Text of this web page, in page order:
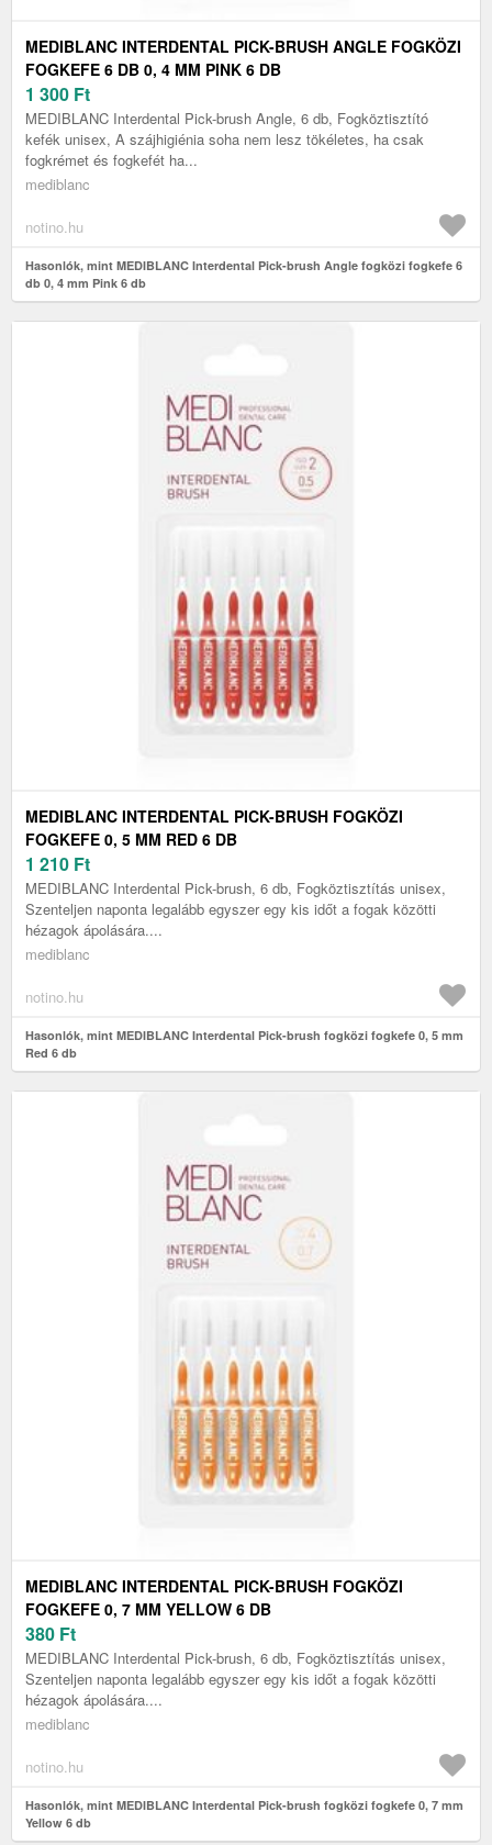
MEDIBLANC INTERDENTAL PICK-BRUSH ANGLE FOGKÖZI
FOGKEFE 6 DB 0, 4 MM PINK 6 DB
1 300 Ft
MEDIBLANC Interdental Pick-brush Angle, 6 db, Fogköztisztító
kefék unisex, A szájhigiénia soha nem lesz tökéletes, ha csak
fogkrémet és fogkefét ha...
mediblanc
notino.hu
Hasonlók, mint MEDIBLANC Interdental Pick-brush Angle fogközi fogkefe 6
db 0, 4 mm Pink 6 db
MEDIBLANC INTERDENTAL PICK-BRUSH FOGKÖZI
FOGKEFE 0, 5 MM RED 6 DB
1 210 Ft
MEDIBLANC Interdental Pick-brush, 6 db, Fogköztisztítás unisex,
Szenteljen naponta legalább egyszer egy kis időt a fogak közötti
hézagok ápolására....
mediblanc
notino.hu
Hasonlók, mint MEDIBLANC Interdental Pick-brush fogközi fogkefe 0, 5 mm
Red 6 db
MEDIBLANC INTERDENTAL PICK-BRUSH FOGKÖZI
FOGKEFE 0, 7 MM YELLOW 6 DB
380 Ft
MEDIBLANC Interdental Pick-brush, 6 db, Fogköztisztítás unisex,
Szenteljen naponta legalább egyszer egy kis időt a fogak közötti
hézagok ápolására....
mediblanc
notino.hu
Hasonlók, mint MEDIBLANC Interdental Pick-brush fogközi fogkefe 0, 7 mm
Yellow 6 db